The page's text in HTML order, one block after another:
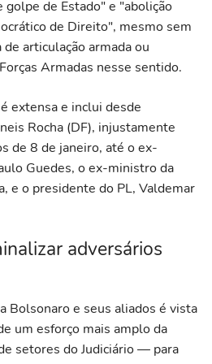
de Estado" e "abolição
de Direito", mesmo sem
articulação armada ou
Armadas nesse sentido.
extensa e inclui desde
Rocha (DF), injustamente
de 8 de janeiro, até o ex-
Guedes, o ex-ministro da
e o presidente do PL, Valdemar
adversários
Bolsonaro e seus aliados é vista
um esforço mais amplo da
setores do Judiciário — para